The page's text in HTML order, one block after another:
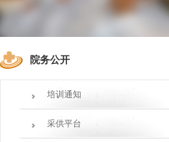
院务公开
培训通知
采供平台